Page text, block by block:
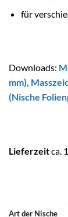
für
Downloads:
mm),
(Nische
Lieferzeitca.
Art der Nische